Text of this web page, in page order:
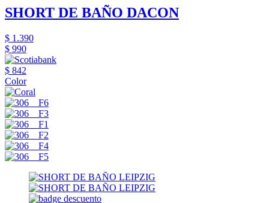
SHORT DE BAÑO DACON
$ 1.390
$ 990
$ 842
Color